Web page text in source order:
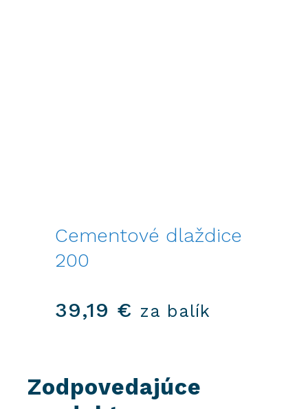
Cementové dlaždice
200
39,19 € za balík
Zodpovedajúce